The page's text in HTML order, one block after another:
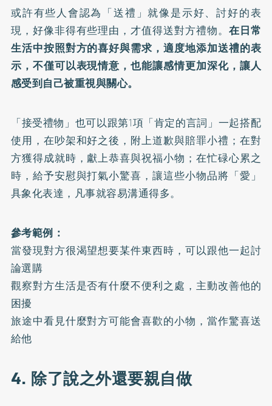
或許有些人會認為「送禮」就像是示好、討好的表
現，好像非得有些理由，才值得送對方禮物。 在日常
生活中按照對方的喜好與需求，適度地添加送禮的表
示，不僅可以表現情意，也能讓感情更加深化，讓人
感受到自己被重視與關心。
「接受禮物」也可以跟第1項「肯定的言詞」一起搭配
使用，在吵架和好之後，附上道歉與賠罪小禮；在對
方獲得成就時，獻上恭喜與祝福小物；在忙碌心累之
時，給予安慰與打氣小驚喜，讓這些小物品將「愛」
具象化表達，凡事就容易溝通得多。
參考範例：
當發現對方很渴望想要某件東西時，可以跟他一起討
論選購
觀察對方生活是否有什麼不便利之處，主動改善他的
困擾
旅途中看見什麼對方可能會喜歡的小物，當作驚喜送
給他
4. 除了說之外還要親自做